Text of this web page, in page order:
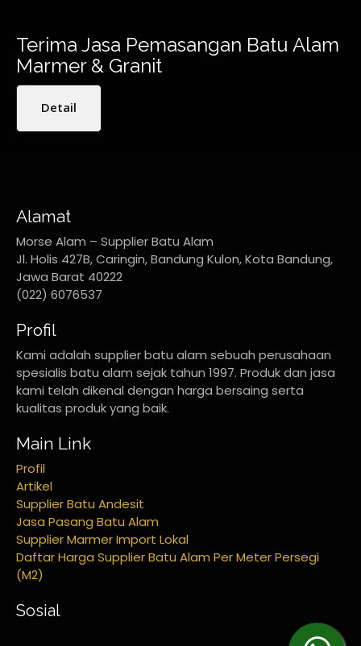
Terima Jasa Pemasangan Batu Alam
Marmer & Granit
Detail
Alamat
Morse Alam – Supplier Batu Alam
Jl. Holis 427B, Caringin, Bandung Kulon, Kota Bandung,
Jawa Barat 40222
(022) 6076537
Profil
Kami adalah supplier batu alam sebuah perusahaan
spesialis batu alam sejak tahun 1997. Produk dan jasa
kami telah dikenal dengan harga bersaing serta
kualitas produk yang baik.
Main Link
Profil
Artikel
Supplier Batu Andesit
Jasa Pasang Batu Alam
Supplier Marmer Import Lokal
Daftar Harga Supplier Batu Alam Per Meter Persegi
(M2)
Sosial